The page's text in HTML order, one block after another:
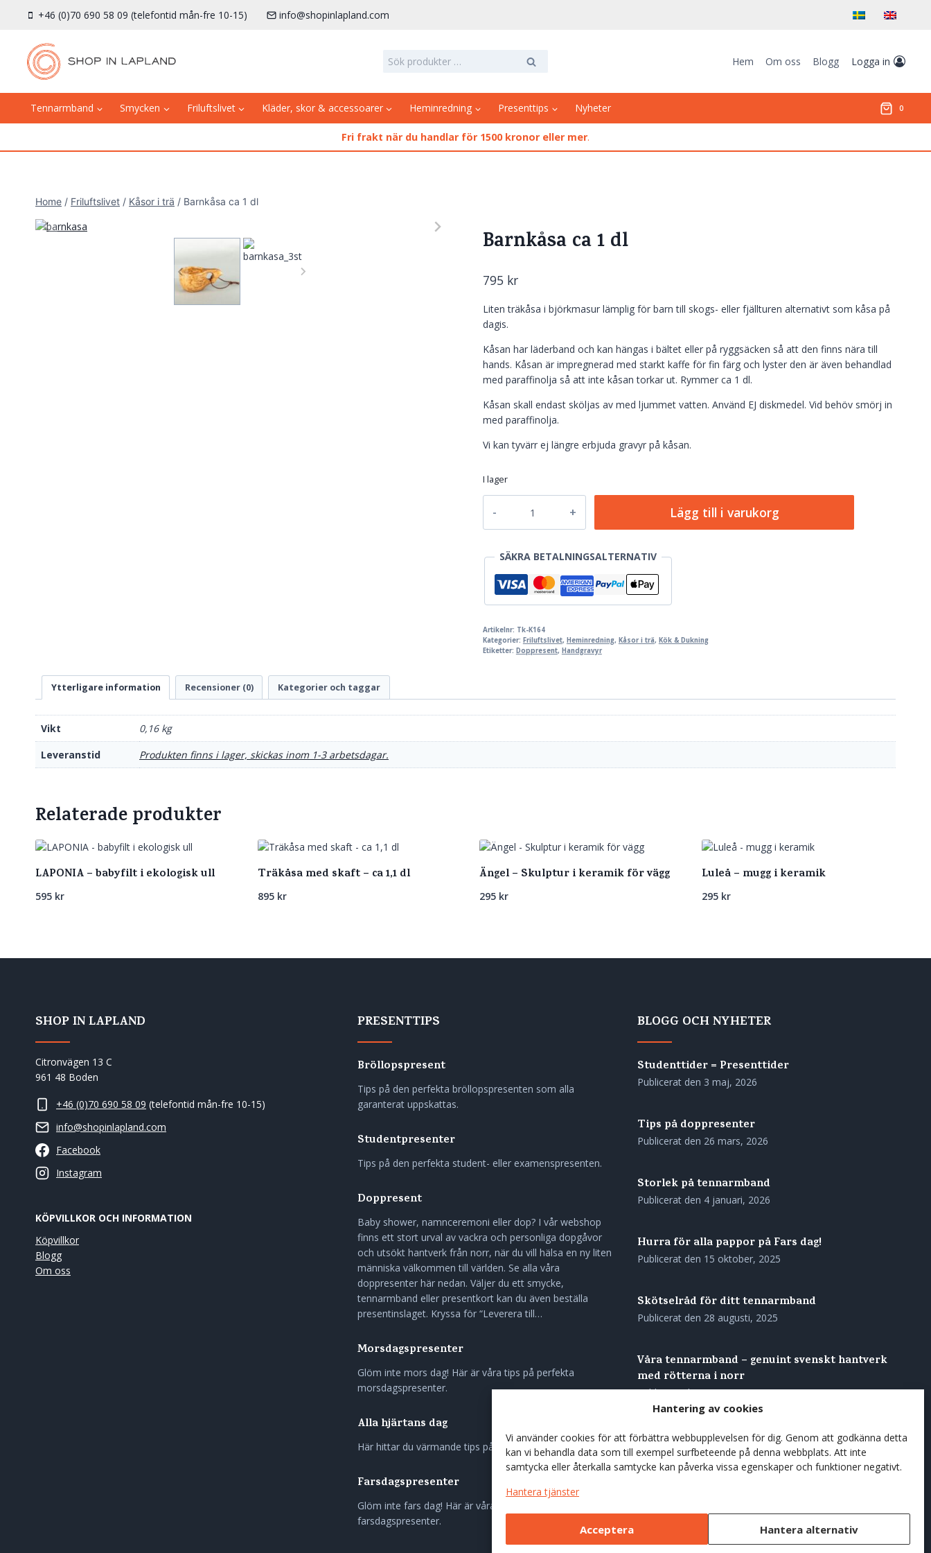
Hantering av cookies
Vi använder cookies för att förbättra webbupplevelsen för dig. Genom att godkänna detta
kan vi behandla data som till exempel surfbeteende på denna webbplats. Att inte
samtycka eller återkalla samtycke kan påverka vissa egenskaper och funktioner negativt.
Hantera tjänster
Acceptera Hantera alternativ
+46 (0)70 690 58 09 (telefontid mån-fre 10-15) info@shopinlapland.com
Sök
Sök Hem Om oss Blogg Logga in
Tennarmband Smycken Friluftslivet Kläder, skor & accessoarer Heminredning Presenttips Nyheter 0
Fri frakt när du handlar för 1500 kronor eller mer.
Home / Friluftslivet / Kåsor i trä / Barnkåsa ca 1 dl
Barnkåsa ca 1 dl
795 kr
Liten träkåsa i björkmasur lämplig för barn till skogs- eller fjällturen alternativt som kåsa på
dagis.
Kåsan har läderband och kan hängas i bältet eller på ryggsäcken så att den finns nära till
hands. Kåsan är impregnerad med starkt kaffe för fin färg och lyster den är även behandlad
med paraffinolja så att inte kåsan torkar ut. Rymmer ca 1 dl.
Kåsan skall endast sköljas av med ljummet vatten. Använd EJ diskmedel. Vid behöv smörj in
med paraffinolja.
Vi kan tyvärr ej längre erbjuda gravyr på kåsan.
I lager
1
mängd
Lägg till i varukorg
SÄKRA BETALNINGSALTERNATIV
Artikelnr: Tk-K164
Kategorier: Friluftslivet, Heminredning, Kåsor i trä, Kök & Dukning
Etiketter: Doppresent, Handgravyr
Ytterligare information Recensioner (0) Kategorier och taggar
Vikt
0,16 kg
Leveranstid
Produkten finns i lager, skickas inom 1-3 arbetsdagar.
Relaterade produkter
LAPONIA – babyfilt i ekologisk ull
595 kr
Träkåsa med skaft – ca 1,1 dl
895 kr
Ängel – Skulptur i keramik för vägg
295 kr
Luleå – mugg i keramik
295 kr
SHOP IN LAPLAND
Citronvägen 13 C
961 48 Boden
+46 (0)70 690 58 09 (telefontid mån-fre 10-15)
info@shopinlapland.com
Facebook
Instagram
KÖPVILLKOR OCH INFORMATION
Köpvillkor
Blogg
Om oss
PRESENTTIPS
Bröllopspresent
Tips på den perfekta bröllopspresenten som alla
garanterat uppskattas.
Studentpresenter
Tips på den perfekta student- eller examenspresenten.
Doppresent
Baby shower, namnceremoni eller dop? I vår webshop
finns ett stort urval av vackra och personliga dopgåvor
och utsökt hantverk från norr, när du vill hälsa en ny liten
människa välkommen till världen. Se alla våra
doppresenter här nedan. Väljer du ett smycke,
tennarmband eller presentkort kan du även beställa
presentinslaget. Kryssa för “Leverera till…
Morsdagspresenter
Glöm inte mors dag! Här är våra tips på perfekta
morsdagspresenter.
Alla hjärtans dag
Här hittar du värmande tips på gåvor till nära och kära.
Farsdagspresenter
Glöm inte fars dag! Här är våra tips på perfekta
farsdagspresenter.
BLOGG OCH NYHETER
Studenttider = Presenttider
Publicerat den 3 maj, 2026
Tips på doppresenter
Publicerat den 26 mars, 2026
Storlek på tennarmband
Publicerat den 4 januari, 2026
Hurra för alla pappor på Fars dag!
Publicerat den 15 oktober, 2025
Skötselråd för ditt tennarmband
Publicerat den 28 augusti, 2025
Våra tennarmband – genuint svenskt hantverk
med rötterna i norr
Publicerat den27 augusti, 2025
Förgyll sommarens kaffestunder med en
träkåsa
Publicerat den7 juni, 2025